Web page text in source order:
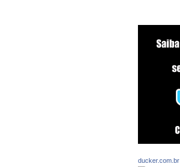
ducker.com.br